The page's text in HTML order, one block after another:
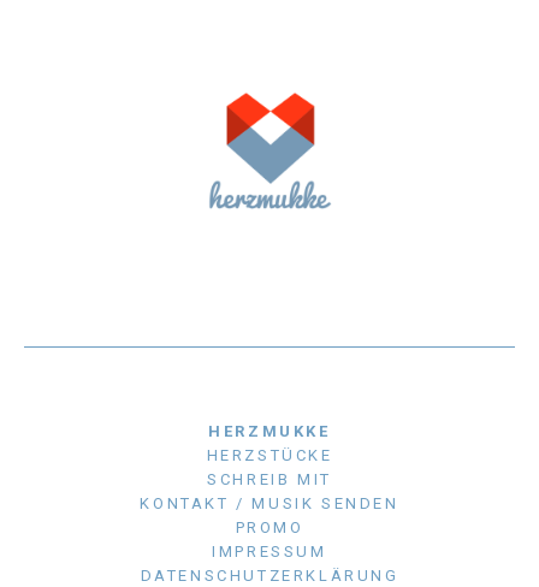
HERZMUKKE
HERZSTÜCKE
SCHREIB MIT
KONTAKT / MUSIK SENDEN
PROMO
IMPRESSUM
DATENSCHUTZERKLÄRUNG